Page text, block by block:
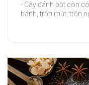
- Cây đánh bột còn
bánh, trộn mứt, trộn